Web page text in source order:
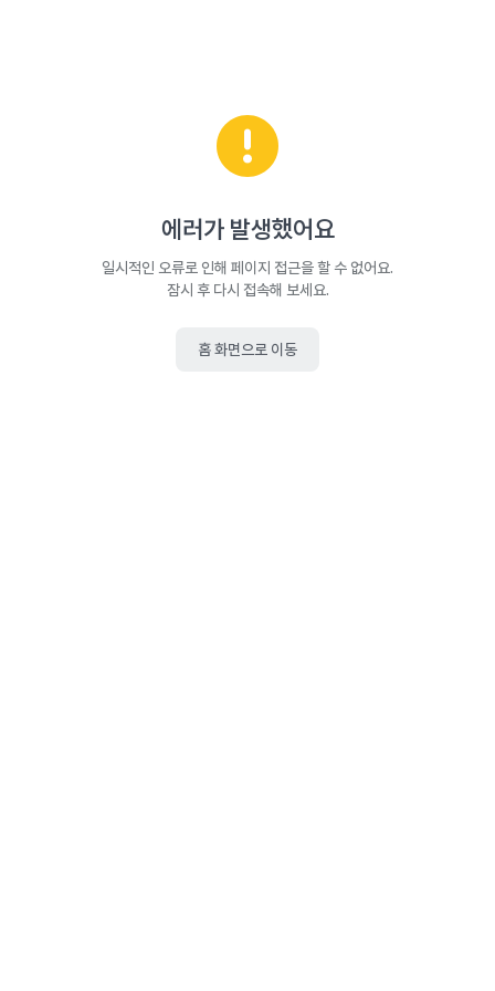
에러가 발생했어요
일시적인 오류로 인해 페이지 접근을 할 수 없어요.
잠시 후 다시 접속해 보세요.
홈 화면으로 이동